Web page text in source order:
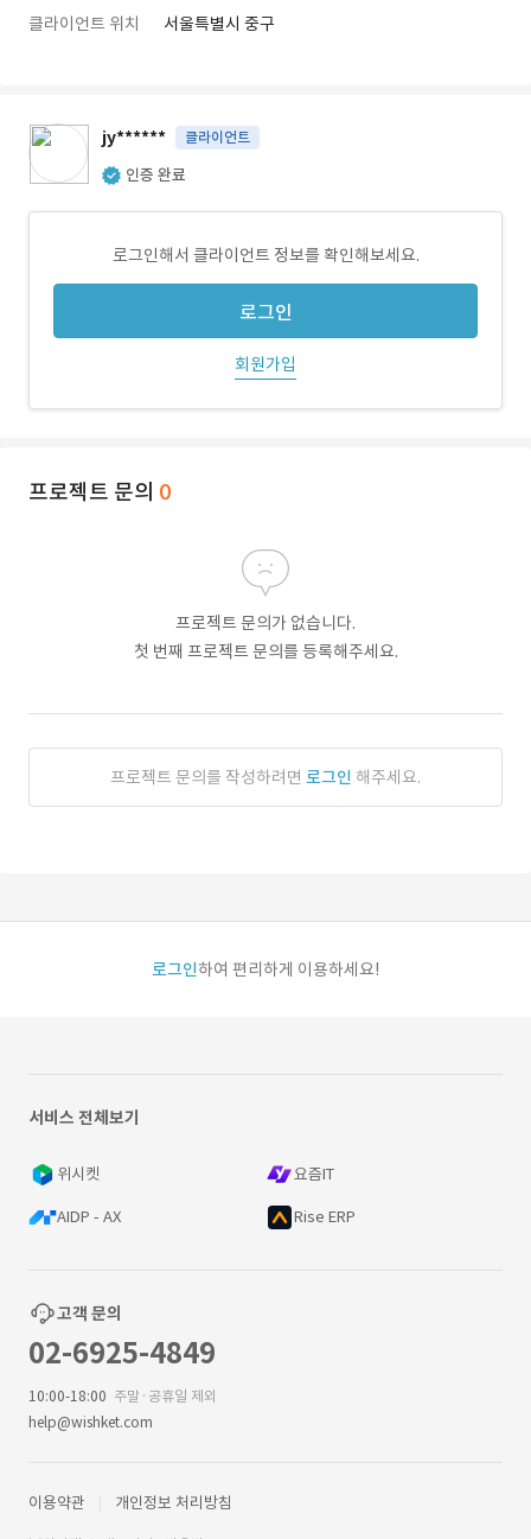
클라이언트 위치 서울특별시 중구
jy****** 클라이언트
인증 완료
로그인해서 클라이언트 정보를 확인해보세요.
로그인
회원가입
프로젝트 문의 0
프로젝트 문의가 없습니다.
첫 번째 프로젝트 문의를 등록해주세요.
프로젝트 문의를 작성하려면 로그인 해주세요.
로그인하여 편리하게 이용하세요!
서비스 전체보기
위시켓 요즘IT
AIDP - AX Rise ERP
고객 문의
02-6925-4849
10:00-18:00 주말·공휴일 제외
help@wishket.com
이용약관 개인정보 처리방침